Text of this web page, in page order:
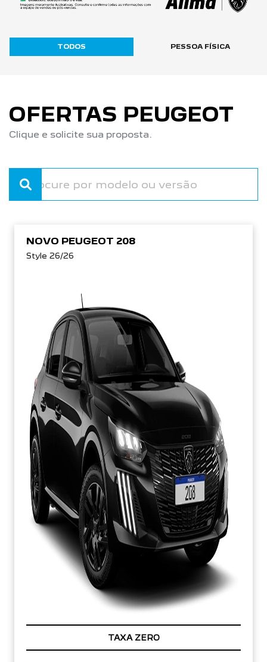
TODOS PESSOA FÍSICA
OFERTAS PEUGEOT
Clique e solicite sua proposta.
NOVO PEUGEOT 208
Style 26/26
TAXA ZERO